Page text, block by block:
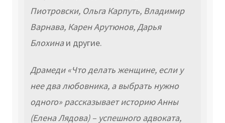
Пиотровски, Ольга Карпуть, Владимир
Варнава, Карен Арутюнов, Дарья
Блохинаи другие.
Драмеди «Что делать женщине, если у
нее два любовника, а выбрать нужно
одного» рассказывает историю Анны
(Елена Лядова) – успешного адвоката,